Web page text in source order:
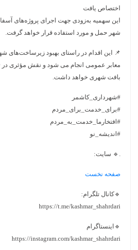
به‌زودی جهت اجرای پروژه‌های آسفالتی در مناطق
مورد استفاده قرار خواهد گرفت.
در راستای بهبود زیرساخت‌های شهری و ارتقاء
انجام می شود و نقش مؤثری در توسعه و
خواهد داشت.
https://t.me/
https://instagram.com/